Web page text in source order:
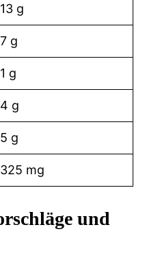
13 g
7 g
1 g
4 g
5 g
325 mg
und